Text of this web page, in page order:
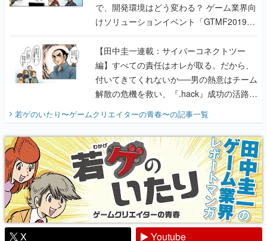
で、開発環境はどう変わる？ ゲーム業界向
けソリューションイベント「GTMF2019」
に行って、より理解を深めよう【PR】
【田中圭一連載：サイバーコネクトツー
編】すべての責任はオレが取る。だから、
付いてきてくれないか──男の熱意はチーム
解散の危機を救い、『.hack』成功の活路を
開く。業界の快男児・松山 洋に流れる血は
『少年ジャンプ』色だった【若ゲのいた
り】
若ゲのいたり〜ゲームクリエイターの青春〜の記事一覧
X
Youtube